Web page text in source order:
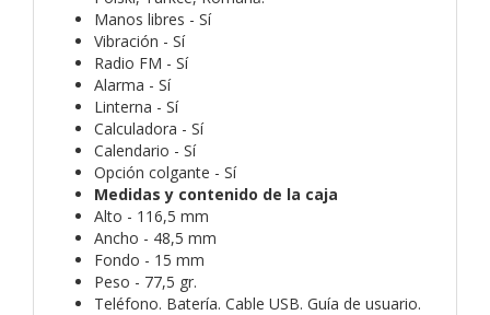
Manos libres - Sí
Vibración - Sí
Radio FM - Sí
Alarma - Sí
Linterna - Sí
Calculadora - Sí
Calendario - Sí
Opción colgante - Sí
Medidas y contenido de la caja
Alto - 116,5 mm
Ancho - 48,5 mm
Fondo - 15 mm
Peso - 77,5 gr.
Teléfono. Batería. Cable USB. Guía de usuario.